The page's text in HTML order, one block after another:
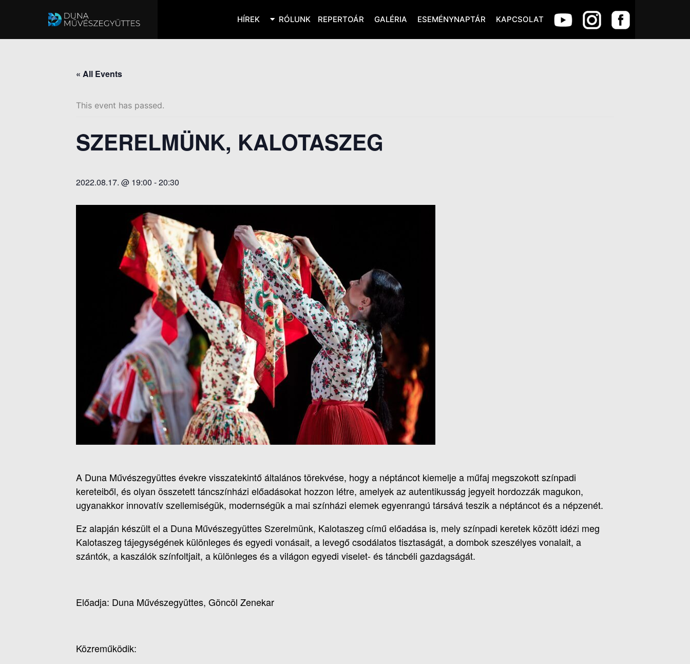
HÍREK RÓLUNK REPERTOÁR GALÉRIA ESEMÉNYNAPTÁR KAPCSOLAT
« All Events
This event has passed.
SZERELMÜNK, KALOTASZEG
2022.08.17. @ 19:00 -20:30
A Duna Művészegyüttes évekre visszatekintő általános törekvése, hogy a néptáncot kiemelje a műfaj megszokott színpadi
kereteiből, és olyan összetett táncszínházi előadásokat hozzon létre, amelyek az autentikusság jegyeit hordozzák magukon,
ugyanakkor innovatív szellemiségük, modernségük a mai színházi elemek egyenrangú társává teszik a néptáncot és a népzenét.
Ez alapján készült el a Duna Művészegyüttes Szerelmünk, Kalotaszeg című előadása is, mely színpadi keretek között idézi meg
Kalotaszeg tájegységének különleges és egyedi vonásait, a levegő csodálatos tisztaságát, a dombok szeszélyes vonalait, a
szántók, a kaszálók színfoltjait, a különleges és a világon egyedi viselet- és táncbéli gazdagságát.
Előadja: Duna Művészegyüttes, Göncöl Zenekar
Közreműködik: